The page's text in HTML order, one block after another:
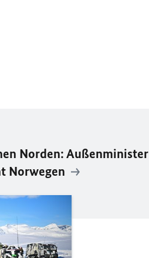
Norden: Außenminister
Norwegen